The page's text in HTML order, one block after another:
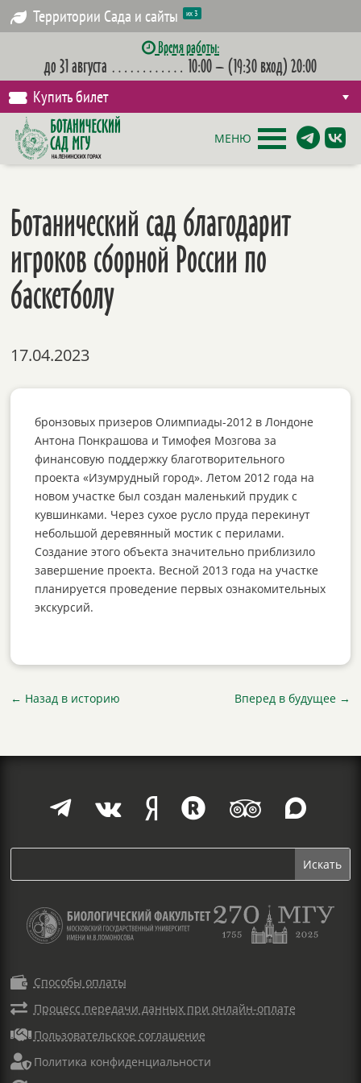
Территории Сада и сайты их 3
Время работы:
до 31 августа ………… 10:00 – (19:30 вход) 20:00
Купить билет
МЕНЮ
Ботанический сад благодарит
игроков сборной России по
баскетболу
17.04.2023
бронзовых призеров Олимпиады-2012 в Лондоне
Антона Понкрашова и Тимофея Мозгова за
финансовую поддержку благотворительного
проекта «Изумрудный город». Летом 2012 года на
новом участке был создан маленький прудик с
кувшинками. Через сухое русло пруда перекинут
небольшой деревянный мостик с перилами.
Создание этого объекта значительно приблизило
завершение проекта. Весной 2013 года на участке
планируется проведение первых ознакомительных
экскурсий.
← Назад в историю Вперед в будущее→
     
 Способы оплаты
 Процесс передачи данных при онлайн-оплате
 Пользовательское соглашение
 Политика конфиденциальности